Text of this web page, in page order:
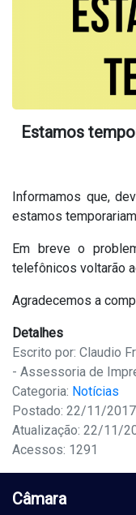
Estamos
Informamos que,
estamos
Em breve o
telefônicos voltarão
Agradecemos a
Detalhes
Escrito por: Claudio
- Assessoria de
Categoria: Notícias
Postado: 22/11/2017
Atualização: 22/11/
Acessos: 1291
Câmara